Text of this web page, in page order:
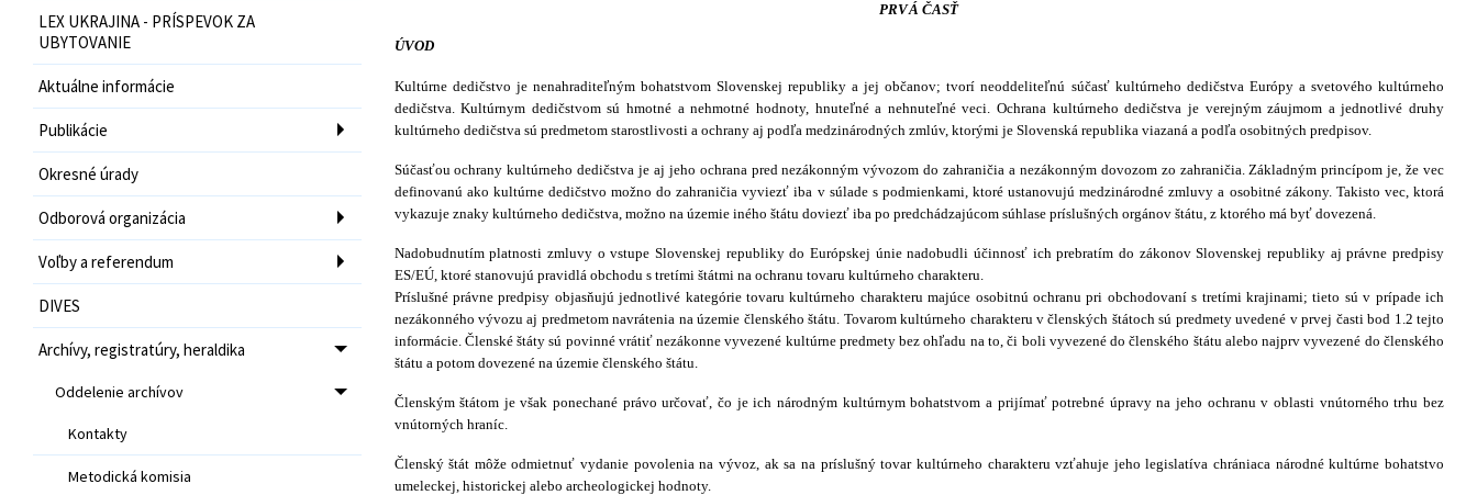
LEX UKRAJINA - PRÍSPEVOK ZA
UBYTOVANIE
Aktuálne informácie
Publikácie
Okresné úrady
Odborová organizácia
Voľby a referendum
DIVES
Archívy, registratúry, heraldika
Oddelenie archívov
Kontakty
Metodická komisia
PRVÁ ČASŤ
ÚVOD
Kultúrne dedičstvo je nenahraditeľným bohatstvom Slovenskej republiky a jej občanov; tvorí neoddeliteľnú súčasť kultúrneho dedičstva Európy a svetového kultúrneho
dedičstva. Kultúrnym dedičstvom sú hmotné a nehmotné hodnoty, hnuteľné a nehnuteľné veci. Ochrana kultúrneho dedičstva je verejným záujmom a jednotlivé druhy
kultúrneho dedičstva sú predmetom starostlivosti a ochrany aj podľa medzinárodných zmlúv, ktorými je Slovenská republika viazaná a podľa osobitných predpisov.
Súčasťou ochrany kultúrneho dedičstva je aj jeho ochrana pred nezákonným vývozom do zahraničia a nezákonným dovozom zo zahraničia. Základným princípom je, že vec
definovanú ako kultúrne dedičstvo možno do zahraničia vyviezť iba v súlade s podmienkami, ktoré ustanovujú medzinárodné zmluvy a osobitné zákony. Takisto vec, ktorá
vykazuje znaky kultúrneho dedičstva, možno na územie iného štátu doviezť iba po predchádzajúcom súhlase príslušných orgánov štátu, z ktorého má byť dovezená.
Nadobudnutím platnosti zmluvy o vstupe Slovenskej republiky do Európskej únie nadobudli účinnosť ich prebratím do zákonov Slovenskej republiky aj právne predpisy
ES/EÚ, ktoré stanovujú pravidlá obchodu s tretími štátmi na ochranu tovaru kultúrneho charakteru.
Príslušné právne predpisy objasňujú jednotlivé kategórie tovaru kultúrneho charakteru majúce osobitnú ochranu pri obchodovaní s tretími krajinami; tieto sú v prípade ich
nezákonného vývozu aj predmetom navrátenia na územie členského štátu. Tovarom kultúrneho charakteru v členských štátoch sú predmety uvedené v prvej časti bod 1.2 tejto
informácie. Členské štáty sú povinné vrátiť nezákonne vyvezené kultúrne predmety bez ohľadu na to, či boli vyvezené do členského štátu alebo najprv vyvezené do členského
štátu a potom dovezené na územie členského štátu.
Členským štátom je však ponechané právo určovať, čo je ich národným kultúrnym bohatstvom a prijímať potrebné úpravy na jeho ochranu v oblasti vnútorného trhu bez
vnútorných hraníc.
Členský štát môže odmietnuť vydanie povolenia na vývoz, ak sa na príslušný tovar kultúrneho charakteru vzťahuje jeho legislatíva chrániaca národné kultúrne bohatstvo
umeleckej, historickej alebo archeologickej hodnoty.